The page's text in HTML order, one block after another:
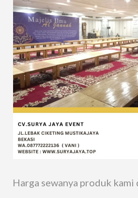
Harga sewanya produk kami